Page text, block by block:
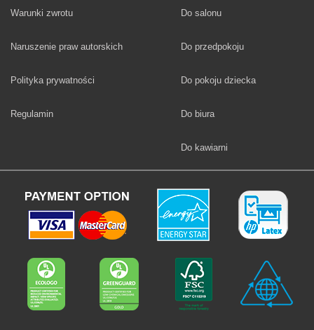
Warunki zwrotu
Naruszenie praw autorskich
Polityka prywatności
Regulamin
Fototapety
Do salonu
Fototapety
Do przedpokoju
Fototapety
Do pokoju dziecka
Fototapety
Do biura
Fototapety
Do kawiarni